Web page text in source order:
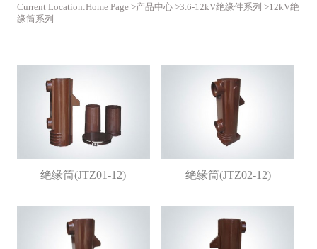
Current Location:Home Page>产品中心>3.6-12kV绝缘件系列 >12kV绝
缘筒系列
绝缘筒(JTZ01-12) 绝缘筒(JTZ02-12)